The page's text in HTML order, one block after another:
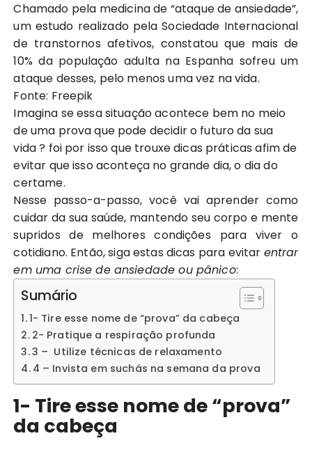
Chamado pela medicina de “ataque de ansiedade”,
um estudo realizado pela Sociedade Internacional
de transtornos afetivos, constatou que mais de
10% da população adulta na Espanha sofreu um
ataque desses, pelo menos uma vez na vida.
Fonte: Freepik
Imagina se essa situação acontece bem no meio
de uma prova que pode decidir o futuro da sua
vida ? foi por isso que trouxe dicas práticas afim de
evitar que isso aconteça no grande dia, o dia do
certame.
Nesse passo-a-passo, você vai aprender como
cuidar da sua saúde, mantendo seu corpo e mente
supridos de melhores condições para viver o
cotidiano. Então, siga estas dicas para evitar entrar
em uma crise de ansiedade ou pânico:
Sumário
1- Tire esse nome de “prova” da cabeça
2- Pratique a respiração profunda
3 – Utilize técnicas de relaxamento
4 – Invista em suchás na semana da prova
1- Tire esse nome de “prova”
da cabeça